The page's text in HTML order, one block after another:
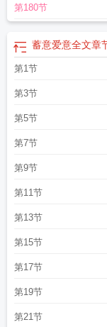
爱全文免费阅读映隐
蓄
第180节
蓄意爱意全文章
第1节
第3节
第5节
第7节
第9节
第11节
第13节
第15节
第17节
第19节
第21节